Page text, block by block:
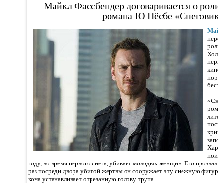
Майкл Фассбендер договаривается о
романа Ю Нёсбе
году, во время первого снега, убивает молодых женщин. Его
раз посреди двора убитой жертвы он сооружает эту снежную
кома устанавливает отрезанную голову трупа.